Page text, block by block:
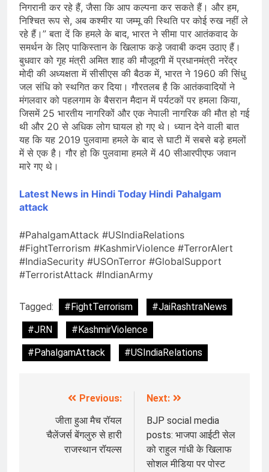
निगरानी कर रहे हैं, जैसा कि आप कल्पना कर सकते हैं। और हम,
निश्चित रूप से, अब कश्मीर या जम्मू की स्थिति पर कोई रुख नहीं ले
रहे हैं।” बता दें कि हमले के बाद, भारत ने सीमा पार आतंकवाद के
समर्थन के लिए पाकिस्तान के खिलाफ कड़े जवाबी कदम उठाए हैं।
बुधवार को गृह मंत्री अमित शाह की मौजूदगी में प्रधानमंत्री नरेंद्र
मोदी की अध्यक्षता में सीसीएस की बैठक में, भारत ने 1960 की सिंधु
जल संधि को स्थगित कर दिया। गौरतलब है कि आतंकवादियों ने
मंगलवार को पहलगाम के बैसरान मैदान में पर्यटकों पर हमला किया,
जिसमें 25 भारतीय नागरिकों और एक नेपाली नागरिक की मौत हो गई
थी और 20 से अधिक लोग घायल हो गए थे। ध्यान देने वाली बात
यह कि यह 2019 पुलवामा हमले के बाद से घाटी में सबसे बड़े हमलों
में से एक है। गौर हो कि पुलवामा हमले में 40 सीआरपीएफ जवान
मारे गए थे।
Latest News in Hindi Today Hindi Pahalgam
attack
#PahalgamAttack #USIndiaRelations
#FightTerrorism #KashmirViolence #TerrorAlert
#IndiaSecurity #USOnTerror #GlobalSupport
#TerroristAttack #IndianArmy
Tagged: #FightTerrorism
#JaiRashtraNews
#JRN
#KashmirViolence
#PahalgamAttack
#USIndiaRelations
navigation
Previous:
जीता हुआ मैच रॉयल
चैलेंजर्स बेंगलुरु से हारी
राजस्थान रॉयल्स
Next:
BJP social media
posts: भाजपा आईटी सेल
को राहुल गांधी के खिलाफ
सोशल मीडिया पर पोस्ट